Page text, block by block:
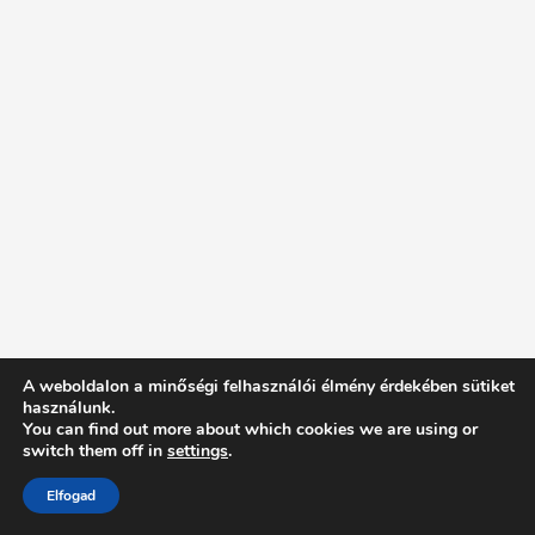
Intentionally Blank - Proudly powered by WordPress
A weboldalon a minőségi felhasználói élmény érdekében sütiket
használunk.
You can find out more about which cookies we are using or
switch them off in settings.
Elfogad